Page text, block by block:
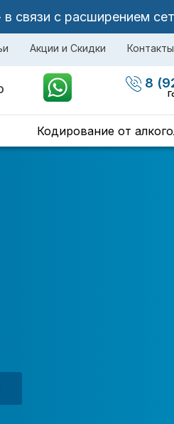
связи с расширением
Акции и Скидки Контакты
8
Кодирование от